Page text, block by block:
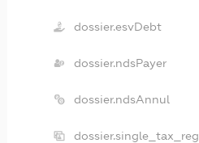
dossier.esvDebt
dossier.ndsPayer
dossier.ndsAnnul
dossier.single_tax_reg